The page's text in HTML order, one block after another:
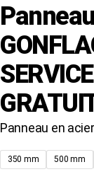
Panneau en
350 mm 500 mm